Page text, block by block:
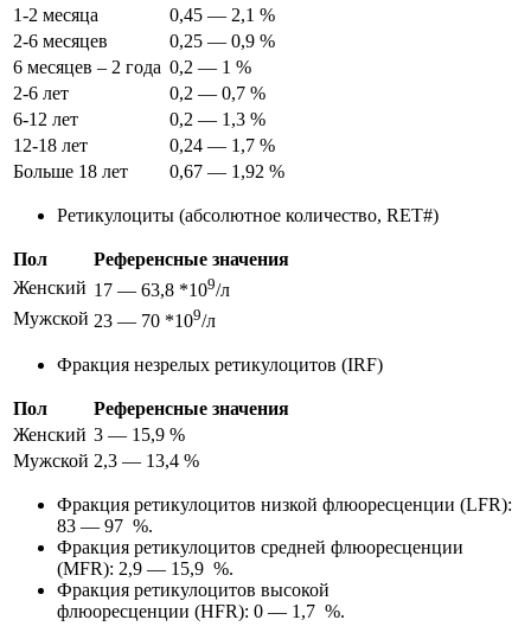
1-2 месяца
0,45 — 2,1 %
2-6 месяцев
0,25 — 0,9 %
6 месяцев – 2 года 0,2 — 1 %
2-6 лет
0,2 — 0,7 %
6-12 лет
0,2 — 1,3 %
12-18 лет
0,24 — 1,7 %
Больше 18 лет
0,67 — 1,92 %
Ретикулоциты (абсолютное количество, RET#)
Пол
Референсные значения
Женский 17 — 63,8 *109/л
Мужской 23 — 70 *109/л
Фракция незрелых ретикулоцитов (IRF)
Пол
Референсные значения
Женский 3 — 15,9 %
Мужской 2,3 — 13,4 %
Фракция ретикулоцитов низкой флюоресценции (LFR):
83 — 97 %.
Фракция ретикулоцитов средней флюоресценции
(MFR): 2,9 — 15,9 %.
Фракция ретикулоцитов высокой
флюоресценции (HFR): 0 — 1,7 %.